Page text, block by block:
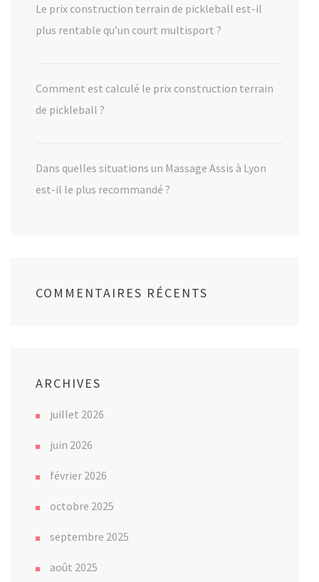
Le prix construction terrain de pickleball est-il
plus rentable qu’un court multisport ?
Comment est calculé le prix construction terrain
de pickleball ?
Dans quelles situations un Massage Assis à Lyon
est-il le plus recommandé ?
COMMENTAIRES RÉCENTS
ARCHIVES
juillet 2026
juin 2026
février 2026
octobre 2025
septembre 2025
août 2025